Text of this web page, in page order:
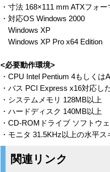
・寸法 168×111 mm ATXフォ
・対応OS Windows 2000
Windows XP
Windows XP Pro x64 Edition
<必要動作環境>
・CPU Intel Pentium 4もしく
・バス PCI Express x16対応し
・システムメモリ 128MB以上
・ハードディスク 140MB以上
・CD-ROMドライブ ソフトウ
・モニタ 31.5KHz以上の水平
関連リンク